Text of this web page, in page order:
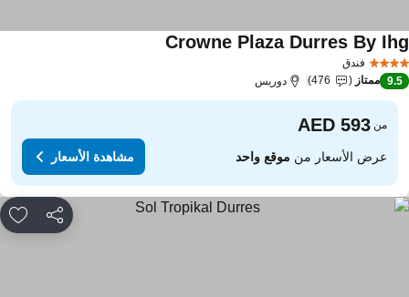
فندق
Crowne Plaza Durres By
9.5 ممتاز 476 دوريس
من
عرض الأسعار منموقع واحد مشاهدة الأسعار
مشاركة